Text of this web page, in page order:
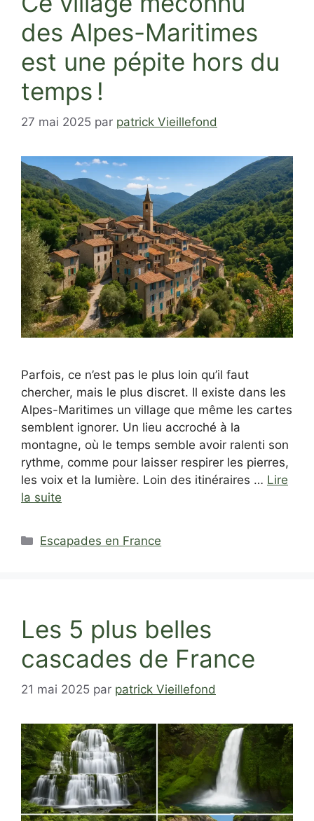
des Alpes-Maritimes
est une pépite hors du
temps !
27 mai 2025 par patrick Vieillefond
Parfois, ce n’est pas le plus loin qu’il faut
chercher, mais le plus discret. Il existe dans les
Alpes-Maritimes un village que même les cartes
semblent ignorer. Un lieu accroché à la
montagne, où le temps semble avoir ralenti son
rythme, comme pour laisser respirer les pierres,
les voix et la lumière. Loin des itinéraires … Lire
la suite
Catégories
Escapades en France
Les 5 plus belles
cascades de France
21 mai 2025 par patrick Vieillefond